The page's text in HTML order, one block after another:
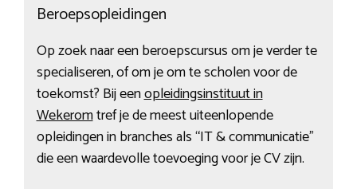
Beroepsopleidingen
Op zoek naar een beroepscursus om je verder te
specialiseren, of om je om te scholen voor de
toekomst? Bij eenopleidingsinstituut in
Wekeromtref je de meest uiteenlopende
opleidingen in branches als “IT & communicatie”
die een waardevolle toevoeging voor je CV zijn.